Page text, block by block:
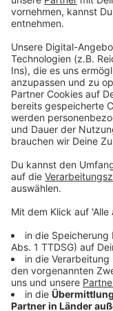
Rückgang der
vergangenen Jahr
offenbar an die
Besonders bei
wieder tiefer in
Anzeige
Anzeige
Die aktuelle
Infos der Stadt
Altersgerechtes
gefragt